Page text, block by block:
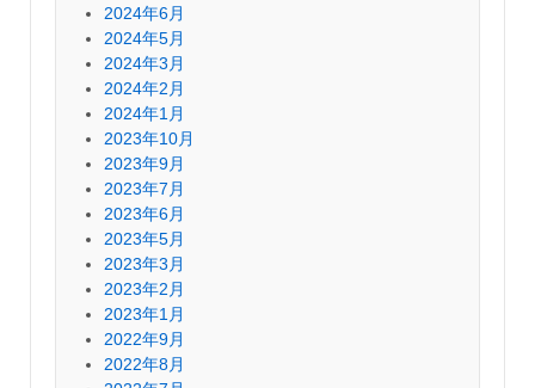
2024年6月
2024年5月
2024年3月
2024年2月
2024年1月
2023年10月
2023年9月
2023年7月
2023年6月
2023年5月
2023年3月
2023年2月
2023年1月
2022年9月
2022年8月